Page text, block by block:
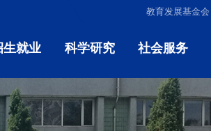
教育发展基金会
生就业 科学研究 社会服务